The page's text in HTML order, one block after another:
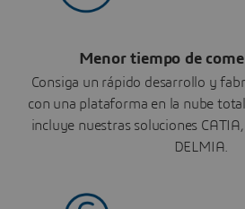
Menor tiempo de
Consiga un rápido desarrollo y
con una plataforma en la nube
incluye nuestras soluciones
DELMIA.